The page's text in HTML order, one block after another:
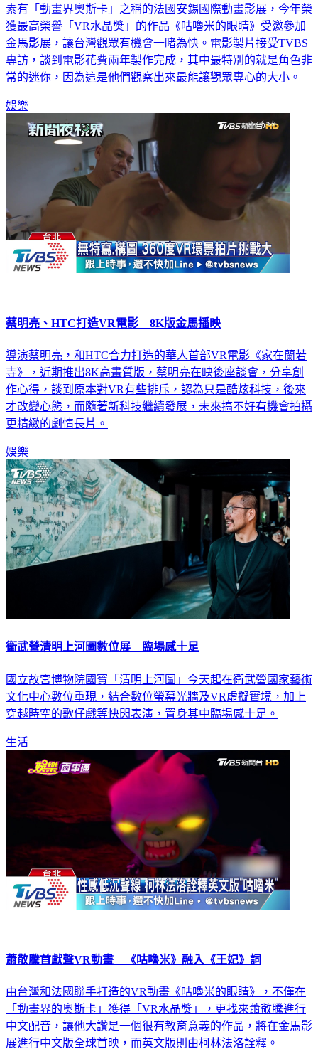
素有「動畫界奧斯卡」之稱的法國安錫國際動畫影展，今年榮
獲最高榮譽「VR水晶獎」的作品《咕嚕米的眼睛》受邀參加
金馬影展，讓台灣觀眾有機會一睹為快。電影製片接受TVBS
專訪，談到電影花費兩年製作完成，其中最特別的就是角色非
常的迷你，因為這是他們觀察出來最能讓觀眾專心的大小。
娛樂
蔡明亮、HTC打造VR電影 8K版金馬播映
導演蔡明亮，和HTC合力打造的華人首部VR電影《家在蘭若
寺》，近期推出8K高畫質版，蔡明亮在映後座談會，分享創
作心得，談到原本對VR有些排斥，認為只是酷炫科技，後來
才改變心態，而隨著新科技繼續發展，未來搞不好有機會拍攝
更精緻的劇情長片。
娛樂
衛武營清明上河圖數位展 臨場感十足
國立故宮博物院國寶「清明上河圖」今天起在衛武營國家藝術
文化中心數位重現，結合數位螢幕光牆及VR虛擬實境，加上
穿越時空的歌仔戲等快閃表演，置身其中臨場感十足。
生活
蕭敬騰首獻聲VR動畫 《咕嚕米》融入《王妃》詞
由台灣和法國聯手打造的VR動畫《咕嚕米的眼睛》，不僅在
「動畫界的奧斯卡」獲得「VR水晶獎」，更找來蕭敬騰進行
中文配音，讓他大讚是一個很有教育意義的作品，將在金馬影
展進行中文版全球首映，而英文版則由柯林法洛詮釋。